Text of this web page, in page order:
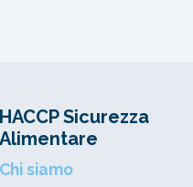
HACCP Sicurezza
Alimentare
Chi siamo